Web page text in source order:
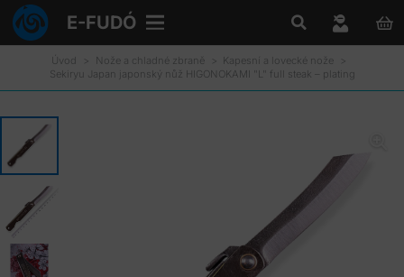
E-FUDÓ
Úvod > Nože a chladné zbraně > Kapesní a lovecké nože
>
Sekiryu Japan japonský nůž HIGONOKAMI "L" full steak – plating